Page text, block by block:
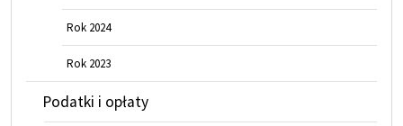
Rok 2024
Rok 2023
Podatki i opłaty